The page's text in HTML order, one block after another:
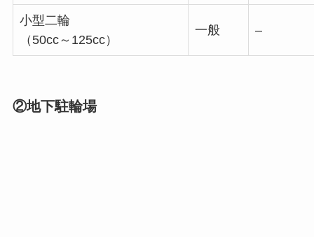
小型二輪
（50cc～125cc）
一般 –
②地下駐輪場